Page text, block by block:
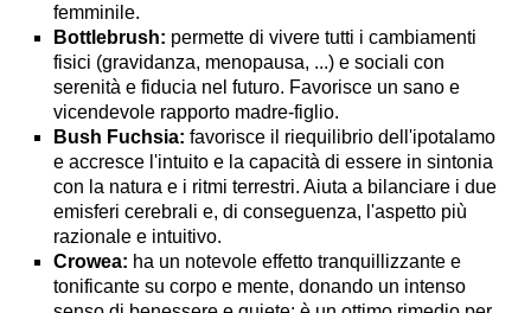
femminile.
Bottlebrush: permette di vivere tutti i cambiamenti
fisici (gravidanza, menopausa, ...) e sociali con
serenità e fiducia nel futuro. Favorisce un sano e
vicendevole rapporto madre-figlio.
Bush Fuchsia: favorisce il riequilibrio dell'ipotalamo
e accresce l'intuito e la capacità di essere in sintonia
con la natura e i ritmi terrestri. Aiuta a bilanciare i due
emisferi cerebrali e, di conseguenza, l'aspetto più
razionale e intuitivo.
Crowea: ha un notevole effetto tranquillizzante e
tonificante su corpo e mente, donando un intenso